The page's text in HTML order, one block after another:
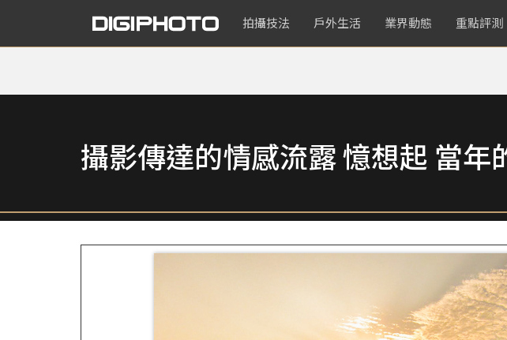
拍攝技法 戶外生活 業界動態 重點評測
攝影傳達的情感流露 憶想起 當年